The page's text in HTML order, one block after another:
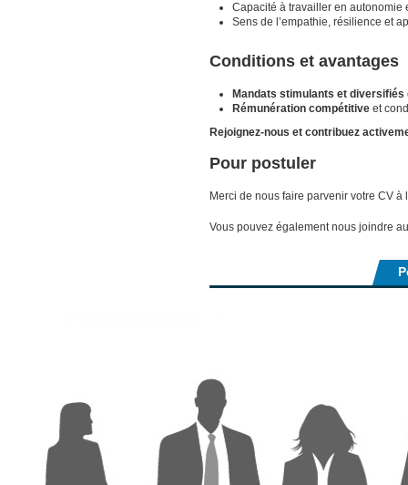
Capacité à travailler en autonomie
Sens de l’empathie, résilience et
Conditions et avantages
Mandats stimulants et diversifiés
Rémunération compétitive et
Rejoignez-nous et contribuez
Pour postuler
Merci de nous faire parvenir votre CV
Vous pouvez également nous joindre